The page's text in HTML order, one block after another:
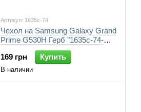
Артикул: 1635c-74
Чехол на Samsung Galaxy Grand
Prime G530H Герб "1635c-74-
169 грн
Купить
В наличии